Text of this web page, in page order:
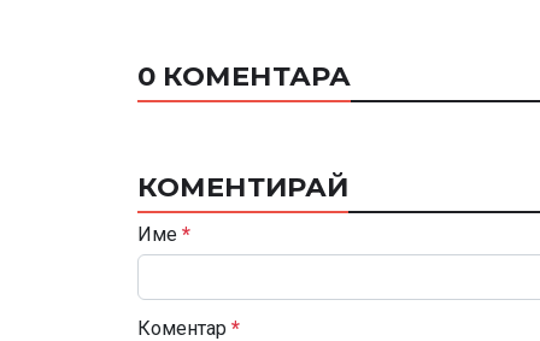
0 КОМЕНТАРА
КОМЕНТИРАЙ
Име *
Коментар *